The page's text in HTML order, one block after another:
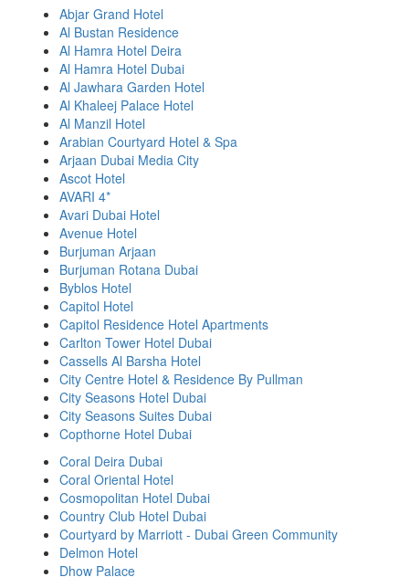
Abjar Grand Hotel
Al Bustan Residence
Al Hamra Hotel Deira
Al Hamra Hotel Dubai
Al Jawhara Garden Hotel
Al Khaleej Palace Hotel
Al Manzil Hotel
Arabian Courtyard Hotel & Spa
Arjaan Dubai Media City
Ascot Hotel
AVARI 4*
Avari Dubai Hotel
Avenue Hotel
Burjuman Arjaan
Burjuman Rotana Dubai
Byblos Hotel
Capitol Hotel
Capitol Residence Hotel Apartments
Carlton Tower Hotel Dubai
Cassells Al Barsha Hotel
City Centre Hotel & Residence By Pullman
City Seasons Hotel Dubai
City Seasons Suites Dubai
Copthorne Hotel Dubai
Coral Deira Dubai
Coral Oriental Hotel
Cosmopolitan Hotel Dubai
Country Club Hotel Dubai
Courtyard by Marriott - Dubai Green Community
Delmon Hotel
Dhow Palace